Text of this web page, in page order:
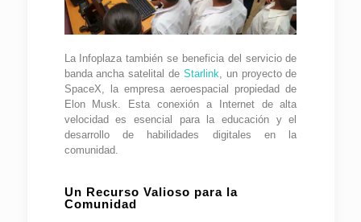
La Infoplaza también se beneficia del servicio de
banda ancha satelital de Starlink, un proyecto de
SpaceX, la empresa aeroespacial propiedad de
Elon Musk. Esta conexión a Internet de alta
velocidad es esencial para la educación y el
desarrollo de habilidades digitales en la
comunidad.
Un Recurso Valioso para la
Comunidad